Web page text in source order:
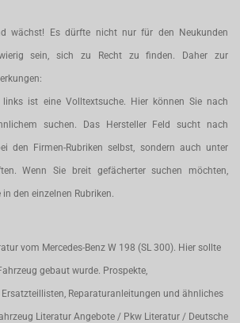
wächst! Es dürfte nicht nur für den Neukunden
sein, sich zu Recht zu finden. Daher zur
links ist eine Volltextsuche. Hier können Sie nach
suchen. Das Hersteller Feld sucht nach
den Firmen-Rubriken selbst, sondern auch unter
Wenn Sie breit gefächerter suchen möchten,
den einzelnen Rubriken.
vom Mercedes-Benz W 198 (SL 300). Hier sollte
gebaut wurde. Prospekte,
Reparaturanleitungen und ähnliches
Literatur Angebote / Pkw Literatur / Deutsche